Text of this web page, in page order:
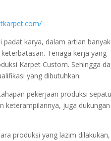
karya, dalam artian banyak
Tenaga kerja yang
Karpet Custom. Sehingga
yang dibutuhkan.
pekerjaan produksi
keterampilannya, juga dukungan
produksi yang lazim dilakukan,